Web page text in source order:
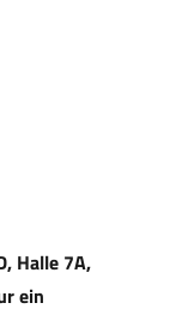
Halle 7A,
ein